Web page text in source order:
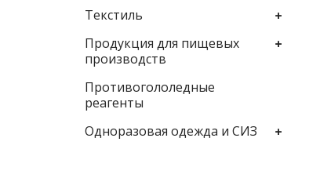
Текстиль
Продукция для пищевых
производств
Противогололедные
реагенты
Одноразовая одежда и СИЗ